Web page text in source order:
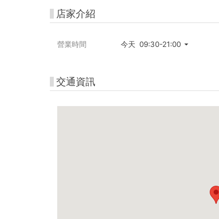
店家介紹
營業時間 今天 09:30-21:00
交通資訊